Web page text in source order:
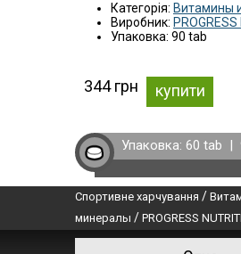
Категорія: Витамины
Виробник:
Упаковка: 90 tab
344 грн купити
Упаковка: 60 tab |
Спортивне харчування /
минералы / PROGRESS